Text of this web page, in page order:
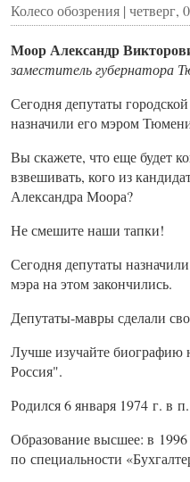
Колесо обозрения | четверг,
Моор Александр
заместитель губернатора
Сегодня депутаты
назначили его мэром
Вы скажете, что еще будет
взвешивать, кого из
Александра Моора?
Не смешите наши тапки!
Сегодня депутаты
мэра на этом закончились.
Депутаты-мавры сделали
Лучше изучайте биографию
Россия".
Родился 6 января 1974 г. в
Образование высшее: в
по специальности